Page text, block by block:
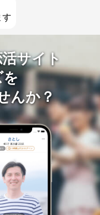
す
サイト
を
んか？